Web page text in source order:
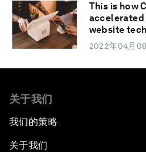
This is how
website
2022年04月
关于我们
我们的策略
关于我们